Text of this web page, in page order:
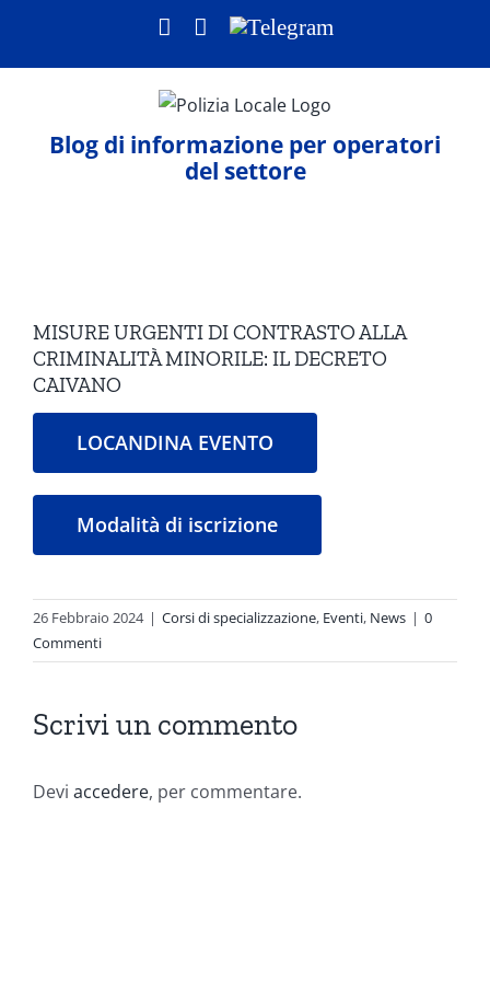
contenuto
Facebook
LinkedIn
Telegram
Blog di informazione per operatori
del settore
immagine
MISURE URGENTI DI CONTRASTO ALLA
CRIMINALITÀ MINORILE: IL DECRETO
CAIVANO
LOCANDINA EVENTO
Modalità di iscrizione
26 Febbraio 2024 | Corsi di specializzazione, Eventi, News | 0
Commenti
Scrivi un commento
Devi accedere, per commentare.